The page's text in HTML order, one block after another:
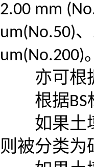
2.00 mm
um(No.50)、
um(No.200)。
亦可根据
根据BS
如果土
则被分类为